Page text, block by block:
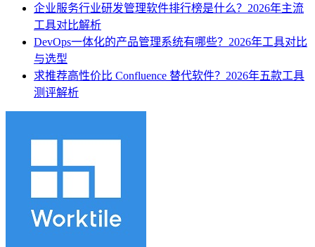
企业服务行业研发管理软件排行榜是什么？2026年主流
工具对比解析
DevOps一体化的产品管理系统有哪些？2026年工具对比
与选型
求推荐高性价比 Confluence 替代软件？2026年五款工具
测评解析